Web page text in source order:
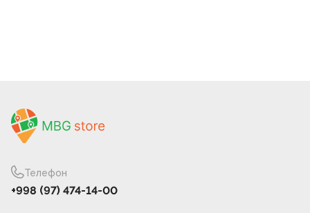
Телефон
+998 (97) 474-14-00